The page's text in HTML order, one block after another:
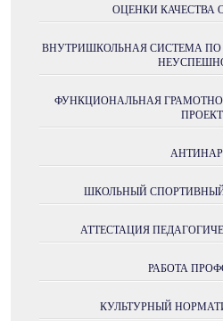
ОЦЕНКИ КАЧЕСТВА
ВНУТРИШКОЛЬНАЯ СИСТЕМА
ФУНКЦИОНАЛЬНАЯ
ШКОЛЬНЫЙ
АТТЕСТАЦИЯ
РАБОТА
КУЛЬТУРНЫЙ